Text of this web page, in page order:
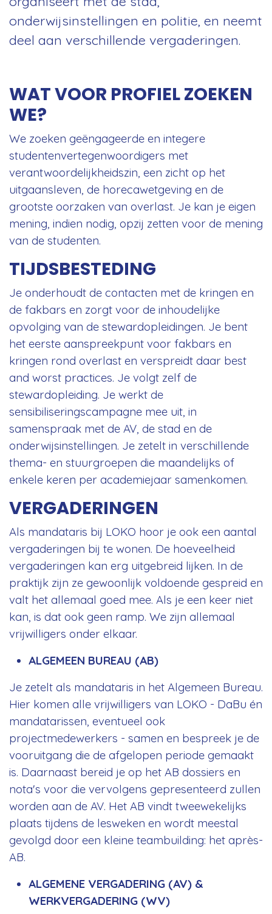
onderwijsinstellingen en politie, en neemt
deel aan verschillende vergaderingen.
WAT VOOR PROFIEL ZOEKEN
WE?
We zoeken geëngageerde en integere
studentenvertegenwoordigers met
verantwoordelijkheidszin, een zicht op het
uitgaansleven, de horecawetgeving en de
grootste oorzaken van overlast. Je kan je eigen
mening, indien nodig, opzij zetten voor de mening
van de studenten.
TIJDSBESTEDING
Je onderhoudt de contacten met de kringen en
de fakbars en zorgt voor de inhoudelijke
opvolging van de stewardopleidingen. Je bent
het eerste aanspreekpunt voor fakbars en
kringen rond overlast en verspreidt daar best
and worst practices. Je volgt zelf de
stewardopleiding. Je werkt de
sensibiliseringscampagne mee uit, in
samenspraak met de AV, de stad en de
onderwijsinstellingen. Je zetelt in verschillende
thema- en stuurgroepen die maandelijks of
enkele keren per academiejaar samenkomen.
VERGADERINGEN
Als mandataris bij LOKO hoor je ook een aantal
vergaderingen bij te wonen. De hoeveelheid
vergaderingen kan erg uitgebreid lijken. In de
praktijk zijn ze gewoonlijk voldoende gespreid en
valt het allemaal goed mee. Als je een keer niet
kan, is dat ook geen ramp. We zijn allemaal
vrijwilligers onder elkaar.
ALGEMEEN BUREAU (AB)
Je zetelt als mandataris in het Algemeen Bureau.
Hier komen alle vrijwilligers van LOKO - DaBu én
mandatarissen, eventueel ook
projectmedewerkers - samen en bespreek je de
vooruitgang die de afgelopen periode gemaakt
is. Daarnaast bereid je op het AB dossiers en
nota's voor die vervolgens gepresenteerd zullen
worden aan de AV. Het AB vindt tweewekelijks
plaats tijdens de lesweken en wordt meestal
gevolgd door een kleine teambuilding: het après-
AB.
ALGEMENE VERGADERING (AV) &
WERKVERGADERING (WV)